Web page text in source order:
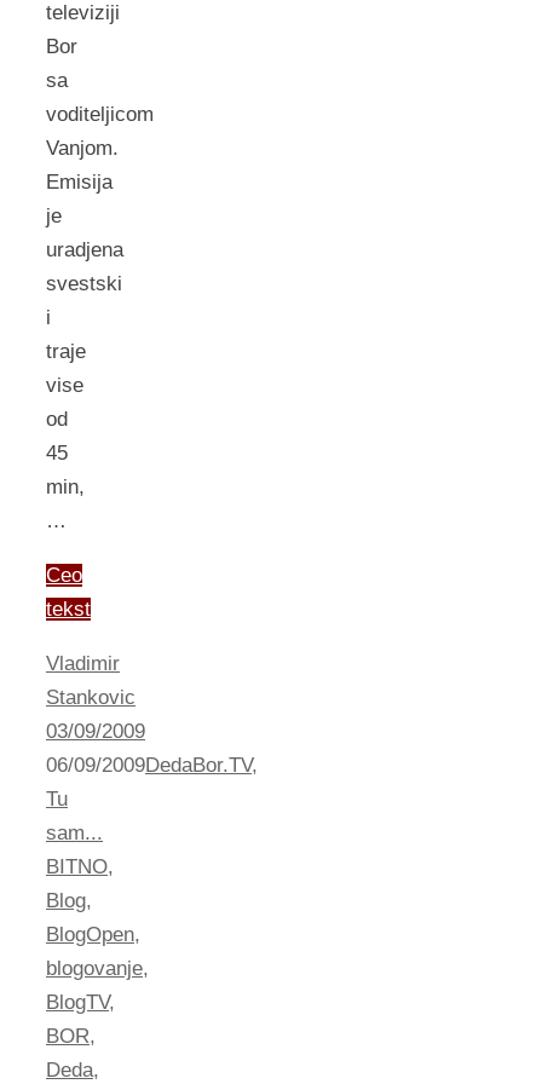
televiziji
Bor
sa
voditeljicom
Vanjom.
Emisija
je
uradjena
svestski
i
traje
vise
od
45
min,
…
Ceo
tekst
Vladimir
Stankovic
03/09/2009
06/09/2009DedaBor.TV,
Tu
sam...
BITNO,
Blog,
BlogOpen,
blogovanje,
BlogTV,
BOR,
Deda,